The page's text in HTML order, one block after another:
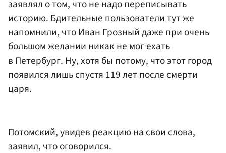
заявлял о том, что не надо переписывать
историю. Бдительные пользователи тут же
напомнили, что Иван Грозный даже при очень
большом желании никак не мог ехать
в Петербург. Ну, хотя бы потому, что этот город
появился лишь спустя 119 лет после смерти
царя.
Потомский, увидев реакцию на свои слова,
заявил, что оговорился.